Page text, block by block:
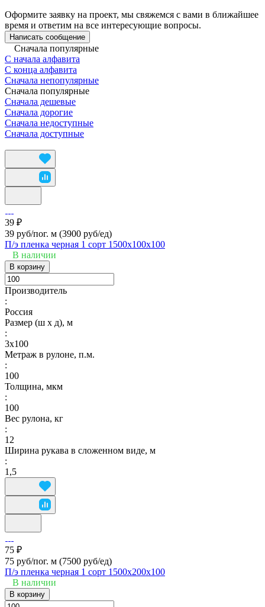
Оформите заявку на проект, мы свяжемся с вами в ближайшее
время и ответим на все интересующие вопросы.
Написать сообщение
Сначала популярные
С начала алфавита
С конца алфавита
Сначала непопулярные
Сначала популярные
Сначала дешевые
Сначала дорогие
Сначала недоступные
Сначала доступные
39 ₽
39 руб/пог. м (3900 руб/eд)
П/э пленка черная 1 сорт 1500х100х100
В наличии
В корзину
Производитель
:
Россия
Размер (ш х д), м
:
3х100
Метраж в рулоне, п.м.
:
100
Толщина, мкм
:
100
Вес рулона, кг
:
12
Ширина рукава в сложенном виде, м
:
1,5
75 ₽
75 руб/пог. м (7500 руб/eд)
П/э пленка черная 1 сорт 1500х200х100
В наличии
В корзину